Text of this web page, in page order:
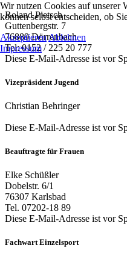
Roland Pietsch
Guttenbergstr. 7
76889 Dörrenbach
Tel: 0152 / 225 20 777
Diese E-Mail-Adresse ist vor
Vizepräsident Jugend
Christian Behringer
Diese E-Mail-Adresse ist vor
Beauftragte für Frauen
Elke Schüßler
Dobelstr. 6/1
76307 Karlsbad
Tel. 07202-18 89
Diese E-Mail-Adresse ist vor
Fachwart Einzelsport
Wir nutzen Cookies auf unserer
können selbst entscheiden, ob
AkzeptierenAblehnen
Impressum